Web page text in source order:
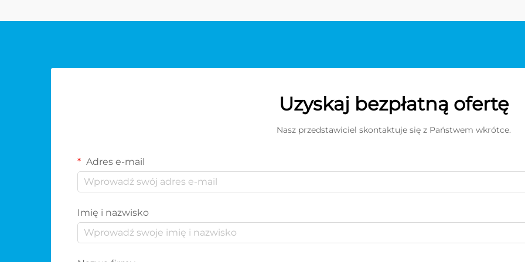
Uzyskaj bezpłatną ofertę
Nasz przedstawiciel skontaktuje się z Państwem wkrótce.
Adres e-mail
Imię i nazwisko